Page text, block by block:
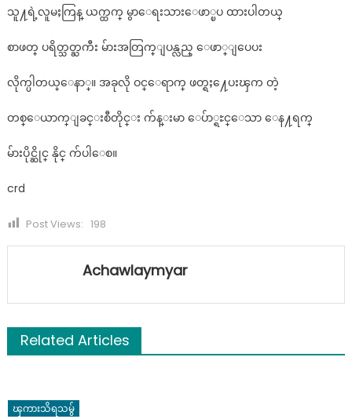
သူ႔ရဲ့လူမႈကြန္ ယက္ထက္ မွာေရးသားေဖာ္ၿပ ထားပါတယ္
စာဖတ္ ပရိတ္သတ္ႀကီး မ်ားအတြက္ျပန္လည္ ေဖာ္ျပေပး
လိုက္ပါတယ္ေနာ္။ အခုလို ဝင္ေရာက္ ဖတ္ရႈ႔ေပးၾက တဲ့
တစ္ေယာက္ျခင္းစီတိုင္း က်န္းမာ ေပ်ာ္ရႊင္ေသာ ေန႔ရက္
မ်ားပိုင္ဆိုင္ နိုင္ က်ပါေစ။
crd
Post Views: 198
Achawlaymyar
Related Articles
ၾကားသိရသမွ်